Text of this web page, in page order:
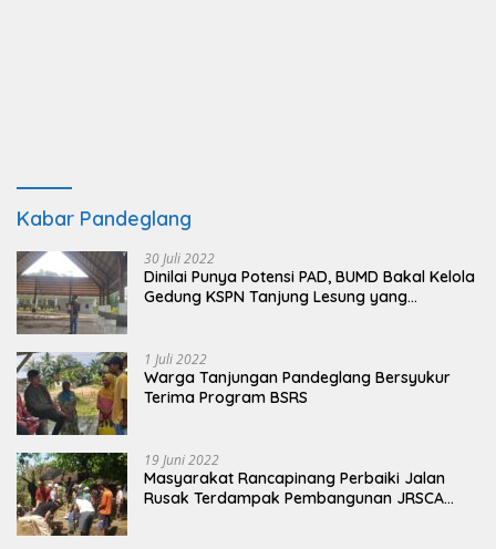
Kabar Pandeglang
30 Juli 2022
Dinilai Punya Potensi PAD, BUMD Bakal Kelola
Gedung KSPN Tanjung Lesung yang
1 Juli 2022
Warga Tanjungan Pandeglang Bersyukur
Terima Program BSRS
19 Juni 2022
Masyarakat Rancapinang Perbaiki Jalan
Rusak Terdampak Pembangunan JRSCA